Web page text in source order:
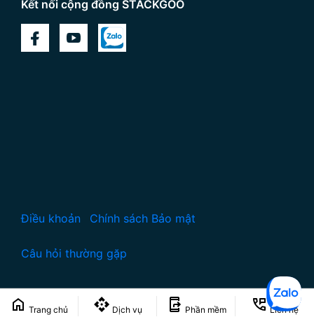
Kết nối cộng đồng STACKGOO
Điều khoản Chính sách Bảo mật
Câu hỏi thường gặp
Liên hệ - ©2018 - 2026 STACKGOO
Co.,ltd
Trang chủ Dịch vụ Phần mềm Liên hệ